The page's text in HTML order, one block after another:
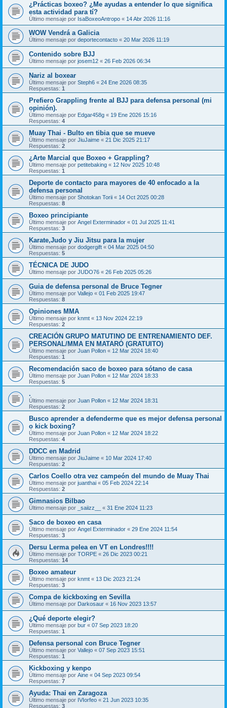
¿Prácticas boxeo? ¿Me ayudas a entender lo que significa
esta actividad para tí?
Último mensaje por IsaBoxeoAntropo « 14 Abr 2026 11:16
WOW Vendrá a Galicia
Último mensaje por deportecontacto « 20 Mar 2026 11:19
Contenido sobre BJJ
Último mensaje por josem12 « 26 Feb 2026 06:34
Nariz al boxear
Último mensaje por Steph6 « 24 Ene 2026 08:35
Respuestas: 1
Prefiero Grappling frente al BJJ para defensa personal (mi
opinión).
Último mensaje por Edgar458g « 19 Ene 2026 15:16
Respuestas: 4
Muay Thai - Bulto en tibia que se mueve
Último mensaje por JiuJaime « 21 Dic 2025 21:17
Respuestas: 2
¿Arte Marcial que Boxeo + Grappling?
Último mensaje por petitebaking « 12 Nov 2025 10:48
Respuestas: 1
Deporte de contacto para mayores de 40 enfocado a la
defensa personal
Último mensaje por Shotokan Torii « 14 Oct 2025 00:28
Respuestas: 8
Boxeo principiante
Último mensaje por Angel Exterminador « 01 Jul 2025 11:41
Respuestas: 3
Karate,Judo y Jiu Jitsu para la mujer
Último mensaje por dodgergift « 04 Mar 2025 04:50
Respuestas: 5
TÉCNICA DE JUDO
Último mensaje por JUDO76 « 26 Feb 2025 05:26
Guia de defensa personal de Bruce Tegner
Último mensaje por Vallejo « 01 Feb 2025 19:47
Respuestas: 8
Opiniones MMA
Último mensaje por knmt « 13 Nov 2024 22:19
Respuestas: 2
CREACIÓN GRUPO MATUTINO DE ENTRENAMIENTO DEF.
PERSONAL/MMA EN MATARÓ (GRATUITO)
Último mensaje por Juan Pollon « 12 Mar 2024 18:40
Respuestas: 1
Recomendación saco de boxeo para sótano de casa
Último mensaje por Juan Pollon « 12 Mar 2024 18:33
Respuestas: 5
.
Último mensaje por Juan Pollon « 12 Mar 2024 18:31
Respuestas: 2
Busco aprender a defenderme que es mejor defensa personal
o kick boxing?
Último mensaje por Juan Pollon « 12 Mar 2024 18:22
Respuestas: 4
DDCC en Madrid
Último mensaje por JiuJaime « 10 Mar 2024 17:40
Respuestas: 2
Carlos Coello otra vez campeón del mundo de Muay Thai
Último mensaje por juanthai « 05 Feb 2024 22:14
Respuestas: 2
Gimnasios Bilbao
Último mensaje por _saiizz__ « 31 Ene 2024 11:23
Saco de boxeo en casa
Último mensaje por Angel Exterminador « 29 Ene 2024 11:54
Respuestas: 3
Dersu Lerma pelea en VT en Londres!!!!
Último mensaje por TORPE « 26 Dic 2023 00:21
Respuestas: 14
Boxeo amateur
Último mensaje por knmt « 13 Dic 2023 21:24
Respuestas: 3
Compa de kickboxing en Sevilla
Último mensaje por Darkosaur « 16 Nov 2023 13:57
¿Qué deporte elegir?
Último mensaje por bur « 07 Sep 2023 18:20
Respuestas: 1
Defensa personal con Bruce Tegner
Último mensaje por Vallejo « 07 Sep 2023 15:51
Respuestas: 1
Kickboxing y kenpo
Último mensaje por Aine « 04 Sep 2023 09:54
Respuestas: 7
Ayuda: Thai en Zaragoza
Último mensaje por IVIorfeo « 21 Jun 2023 10:35
Respuestas: 3